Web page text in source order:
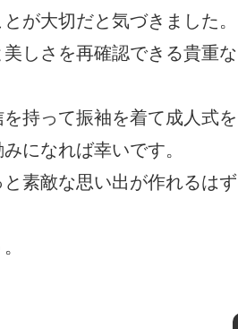
が大切だと気づきました。
しさを再確認できる貴重な
持って振袖を着て成人式を
になれば幸いです。
素敵な思い出が作れるはず